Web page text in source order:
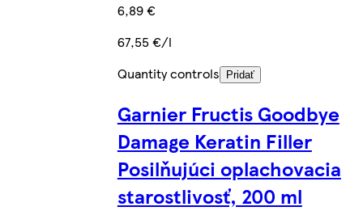
6,89 €
67,55 €/l
Quantity controls
Pridať
Garnier Fructis Goodbye
Damage Keratin Filler
Posilňujúci oplachovacia
starostlivosť, 200 ml